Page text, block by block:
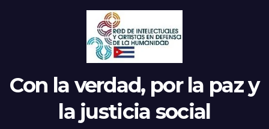
Con la verdad, por la paz y
la justicia social